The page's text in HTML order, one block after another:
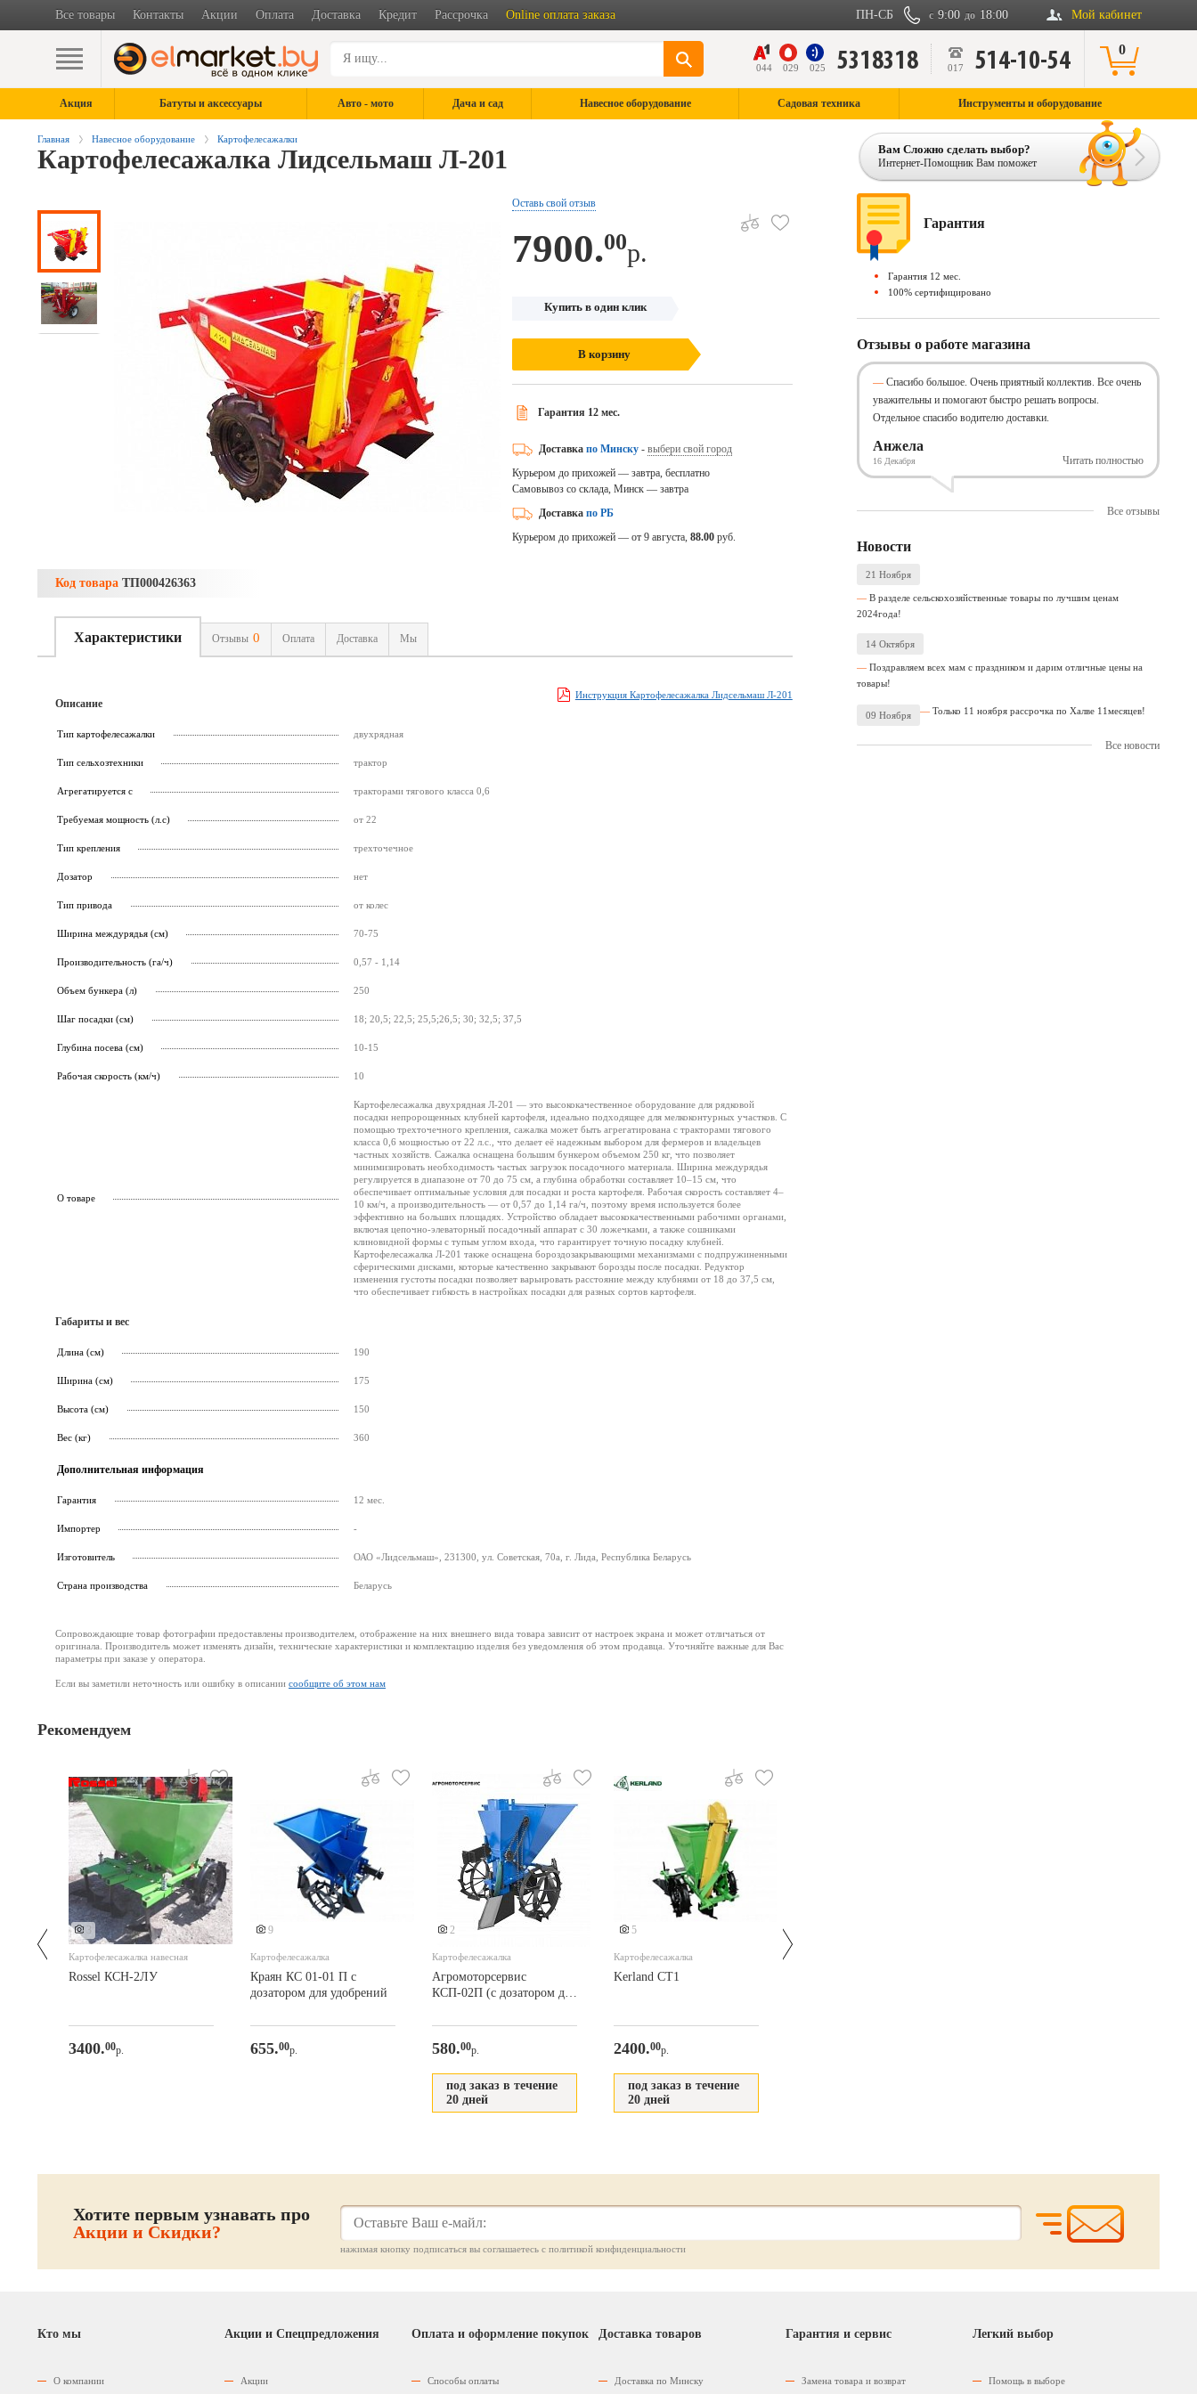
Все товары Контакты Акции Оплата Доставка Кредит Рассрочка Online оплата заказа Мой кабинет
с 9:00 до 18:00
ПН-СБ
044 029 025 5318318 017 514-10-54 0
Акция Батуты и аксессуары Авто - мото Дача и сад Навесное оборудование Садовая техника Инструменты и оборудование
Главная Навесное оборудование Картофелесажалки
Картофелесажалка Лидсельмаш Л-201 Вам Сложно сделать выбор?
Интернет-Помощник Вам поможет
Оставь свой отзыв
7900.00р.
Купить в один клик
В корзину
Гарантия 12 мес.
Доставка по Минску- выбери свой город
Курьером до прихожей — завтра, бесплатно
Самовывоз со склада, Минск — завтра
Доставка по РБ
Курьером до прихожей — от 9 августа, 88.00 руб.
Код товара ТП000426363
Характеристики Отзывы 0 Оплата Доставка Мы
Инструкция Картофелесажалка Лидсельмаш Л-201
Описание
Тип картофелесажалки двухрядная
Тип сельхозтехники трактор
Агрегатируется с тракторами тягового класса 0,6
Требуемая мощность (л.с) от 22
Тип крепления трехточечное
Дозатор нет
Тип привода от колес
Ширина междурядья (см) 70-75
Производительность (га/ч) 0,57 - 1,14
Объем бункера (л) 250
Шаг посадки (см) 18; 20,5; 22,5; 25,5;26,5; 30; 32,5; 37,5
Глубина посева (см) 10-15
Рабочая скорость (км/ч) 10
О товаре
Картофелесажалка двухрядная Л-201 — это высококачественное оборудование для рядковой
посадки непророщенных клубней картофеля, идеально подходящее для мелкоконтурных участков. С
помощью трехточечного крепления, сажалка может быть агрегатирована с тракторами тягового
класса 0,6 мощностью от 22 л.с., что делает её надежным выбором для фермеров и владельцев
частных хозяйств. Сажалка оснащена большим бункером объемом 250 кг, что позволяет
минимизировать необходимость частых загрузок посадочного материала. Ширина междурядья
регулируется в диапазоне от 70 до 75 см, а глубина обработки составляет 10–15 см, что
обеспечивает оптимальные условия для посадки и роста картофеля. Рабочая скорость составляет 4–
10 км/ч, а производительность — от 0,57 до 1,14 га/ч, поэтому время используется более
эффективно на больших площадях. Устройство обладает высококачественными рабочими органами,
включая цепочно-элеваторный посадочный аппарат с 30 ложечками, а также сошниками
клиновидной формы с тупым углом входа, что гарантирует точную посадку клубней.
Картофелесажалка Л-201 также оснащена бороздозакрывающими механизмами с подпружиненными
сферическими дисками, которые качественно закрывают борозды после посадки. Редуктор
изменения густоты посадки позволяет варьировать расстояние между клубнями от 18 до 37,5 см,
что обеспечивает гибкость в настройках посадки для разных сортов картофеля.
Габариты и вес
Длина (см) 190
Ширина (см) 175
Высота (см) 150
Вес (кг) 360
Дополнительная информация
Гарантия 12 мес.
Импортер -
Изготовитель ОАО «Лидсельмаш», 231300, ул. Советская, 70a, г. Лида, Республика Беларусь
Страна производства Беларусь
Сопровождающие товар фотографии предоставлены производителем, отображение на них внешнего вида товара зависит от настроек экрана и может отличаться от
оригинала. Производитель может изменять дизайн, технические характеристики и комплектацию изделия без уведомления об этом продавца. Уточняйте важные для Вас
параметры при заказе у оператора.
Если вы заметили неточность или ошибку в описании сообщите об этом нам
Рекомендуем
3
Картофелесажалка навесная
Rossel КСН-2ЛУ
3400.00р.
9
Картофелесажалка
Краян КС 01-01 П с
дозатором для удобрений
655.00р.
2
Картофелесажалка
Агромоторсервис
КСП-02П (с дозатором для
580.00р.
под заказ в течение
20 дней
5
Картофелесажалка
Kerland СТ1
2400.00р.
под заказ в течение
20 дней
Гарантия
Гарантия 12 мес.
100% сертифицировано
Отзывы о работе магазина
Спасибо большое. Очень приятный коллектив. Все очень
уважительны и помогают быстро решать вопросы.
Отдельное спасибо водителю доставки.
Анжела
16 Декабря Читать полностью
Все отзывы
Новости
21 Ноября
В разделе сельскохозяйственные товары по лучшим ценам
2024года!
14 Октября
Поздравляем всех мам с праздником и дарим отличные цены на
товары!
09 Ноября Только 11 ноября рассрочка по Халве 11месяцев!
Все новости
Хотите первым узнавать про
Акции и Скидки?
нажимая кнопку подписаться вы соглашаетесь с политикой конфиденциальности
Кто мы
О компании
Акции и Спецпредложения
Акции
Оплата и оформление покупок
Способы оплаты
Доставка товаров
Доставка по Минску
Гарантия и сервис
Замена товара и возврат
Легкий выбор
Помощь в выборе